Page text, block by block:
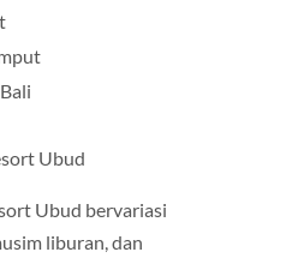
Ubud
Ubud bervariasi
liburan, dan